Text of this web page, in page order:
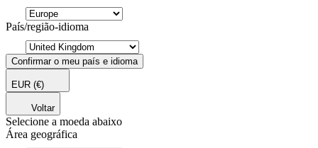
País/região-idioma
Confirmar o meu país e idioma
EUR (€)
Voltar
Selecione a moeda abaixo
Área geográfica